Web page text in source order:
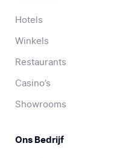
Hotels
Winkels
Restaurants
Casino’s
Showrooms
Ons Bedrijf